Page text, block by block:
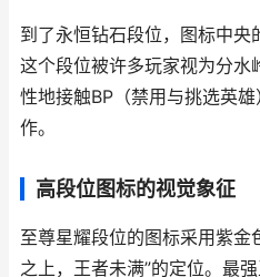
到了永恒钻石段位，图标中央
这个段位被许多玩家视为分水
性地接触BP（禁用与挑选英
作。
高段位图标的视觉象征
至尊星耀段位的图标采用紫金
之上，王者未满”的定位。最